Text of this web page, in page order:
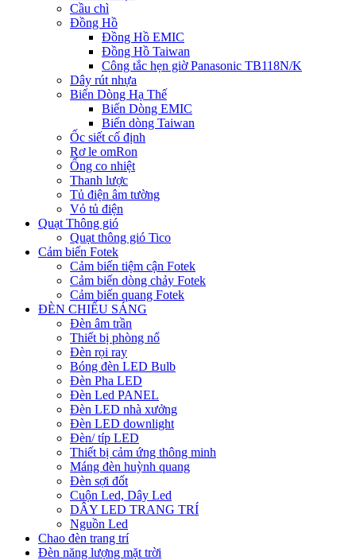
Cầu chì
Đồng Hồ
Đồng Hồ EMIC
Đồng Hồ Taiwan
Công tắc hẹn giờ Panasonic TB118N/K
Dây rút nhựa
Biến Dòng Hạ Thế
Biến Dòng EMIC
Biến dòng Taiwan
Ốc siết cố định
Rơ le omRon
Ống co nhiệt
Thanh lược
Tủ điện âm tường
Vỏ tủ điện
Quạt Thông gió
Quạt thông gió Tico
Cảm biến Fotek
Cảm biến tiệm cận Fotek
Cảm biến dòng chảy Fotek
Cảm biến quang Fotek
ĐÈN CHIẾU SÁNG
Đèn âm trần
Thiết bị phòng nổ
Đèn rọi ray
Bóng đèn LED Bulb
Đèn Pha LED
Đèn Led PANEL
Đèn LED nhà xưởng
Đèn LED downlight
Đèn/ típ LED
Thiết bị cảm ứng thông minh
Máng đèn huỳnh quang
Đèn sợi đốt
Cuộn Led, Dây Led
DÂY LED TRANG TRÍ
Nguồn Led
Chao đèn trang trí
Đèn năng lượng mặt trời